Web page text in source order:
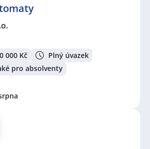
000 Kč
Plný úvazek
pro absolventy